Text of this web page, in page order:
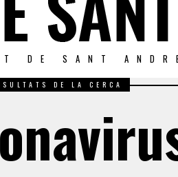
DE SANT
DE LA CERCA